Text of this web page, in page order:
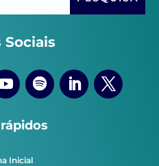
Sociais
Inicial